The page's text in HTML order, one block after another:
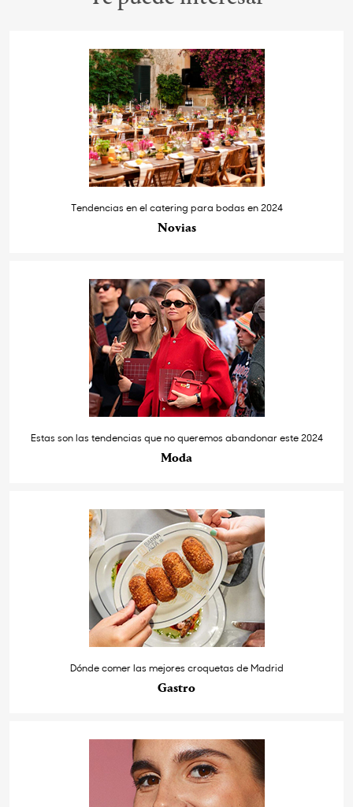
Tendencias en el catering para bodas en 2024
Novias
Estas son las tendencias que no queremos abandonar este 2024
Moda
Dónde comer las mejores croquetas de Madrid
Gastro